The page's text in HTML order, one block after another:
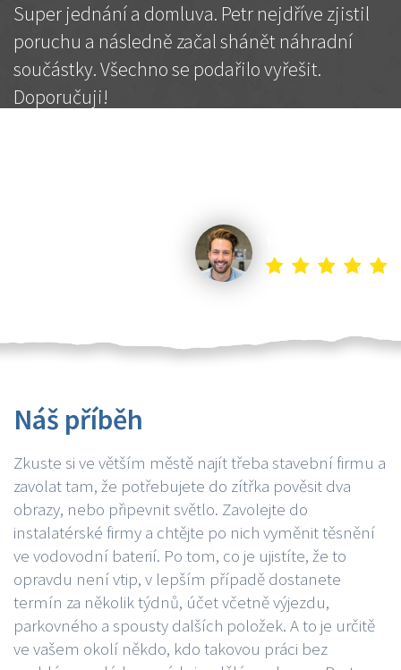
Super jednání a domluva. Petr nejdříve zjistil
poruchu a následně začal shánět náhradní
součástky. Všechno se podařilo vyřešit.
Doporučuji!
Náš příběh
Zkuste si ve větším městě najít třeba stavební firmu a
zavolat tam, že potřebujete do zítřka pověsit dva
obrazy, nebo připevnit světlo. Zavolejte do
instalatérské firmy a chtějte po nich vyměnit těsnění
ve vodovodní baterií. Po tom, co je ujistíte, že to
opravdu není vtip, v lepším případě dostanete
termín za několik týdnů, účet včetně výjezdu,
parkovného a spousty dalších položek. A to je určitě
ve vašem okolí někdo, kdo takovou práci bez